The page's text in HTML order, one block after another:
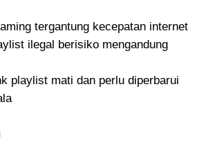
tergantung kecepatan internet
ilegal berisiko mengandung
playlist mati dan perlu diperbarui